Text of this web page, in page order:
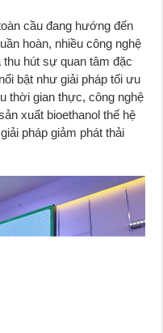
cầu đang hướng đến
hoàn, nhiều công nghệ
hút sự quan tâm đặc
bật như giải pháp tối ưu
thời gian thực, công nghệ
xuất bioethanol thế hệ
pháp giảm phát thải